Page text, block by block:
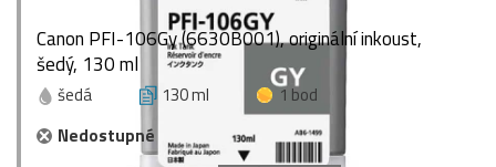
Canon PFI-106Gy (6630B001), originální inkoust,
šedý, 130 ml
šedá 130 ml
1 bod
Nedostupné